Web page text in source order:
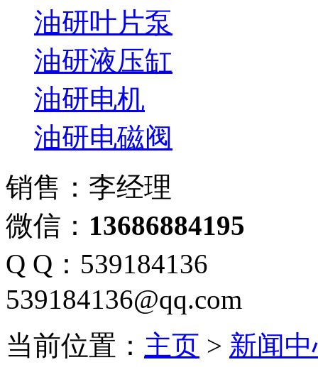
油研叶片泵
油研液压缸
油研电机
油研电磁阀
销售：李经理
微信： 13686884195
Q Q：539184136
539184136@qq.com
当前位置： 主页 > 新闻